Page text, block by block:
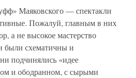
Маяковского — спектакли
Пожалуй, главным в них
а не высокое мастерство
были схематичны и
подчинялись «идее
и ободранном, с сырыми